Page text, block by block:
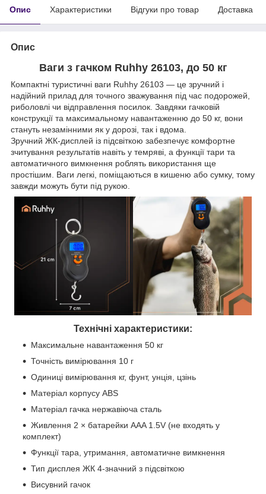
Опис Характеристики Відгуки про товар Доставка
Опис
Ваги з гачком Ruhhy 26103, до 50 кг
Компактні туристичні ваги Ruhhy 26103 — це зручний і
надійний прилад для точного зважування під час подорожей,
риболовлі чи відправлення посилок. Завдяки гачковій
конструкції та максимальному навантаженню до 50 кг, вони
стануть незамінними як у дорозі, так і вдома.
Зручний ЖК-дисплей із підсвіткою забезпечує комфортне
зчитування результатів навіть у темряві, а функції тари та
автоматичного вимкнення роблять використання ще
простішим. Ваги легкі, поміщаються в кишеню або сумку, тому
завжди можуть бути під рукою.
Технічні характеристики:
Максимальне навантаження 50 кг
Точність вимірювання 10 г
Одиниці вимірювання кг, фунт, унція, цзінь
Матеріал корпусу ABS
Матеріал гачка нержавіюча сталь
Живлення 2 × батарейки AAA 1.5V (не входять у
комплект)
Функції тара, утримання, автоматичне вимкнення
Тип дисплея ЖК 4-значний з підсвіткою
Висувний гачок